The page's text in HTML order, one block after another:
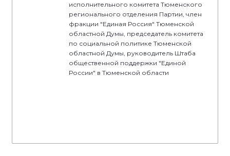
исполнительного комитета Тюменского
регионального отделения Партии, член
фракции "Единая Россия" Тюменской
областной Думы, председатель комитета
по социальной политике Тюменской
областной Думы, руководитель Штаба
общественной поддержки "Единой
России" в Тюменской области